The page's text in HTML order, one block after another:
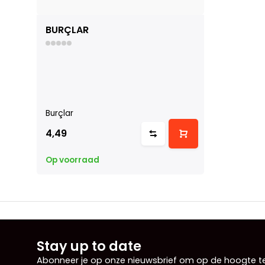
BURÇLAR
Burçlar
4,49
Op voorraad
Stay up to date
Abonneer je op onze nieuwsbrief om op de hoogte